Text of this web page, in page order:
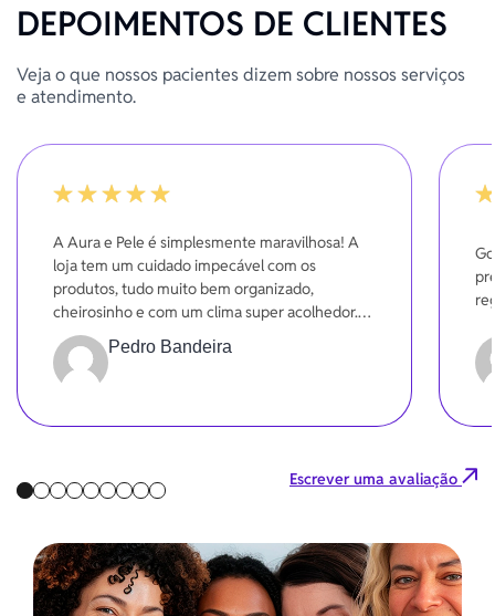
DEPOIMENTOS DE CLIENTES
Veja o que nossos pacientes dizem sobre nossos serviços
e atendimento.
A Aura e Pele é simplesmente maravilhosa! A
loja tem um cuidado impecável com os
produtos, tudo muito bem organizado,
cheirosinho e com um clima super acolhedor.
Dá pra sentir o carinho em cada detalhe!
Pedro Bandeira
Escrever uma avaliação